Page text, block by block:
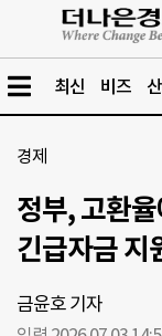
최신 비즈
경제
정부, 고환
긴급자금 지
금윤호 기자